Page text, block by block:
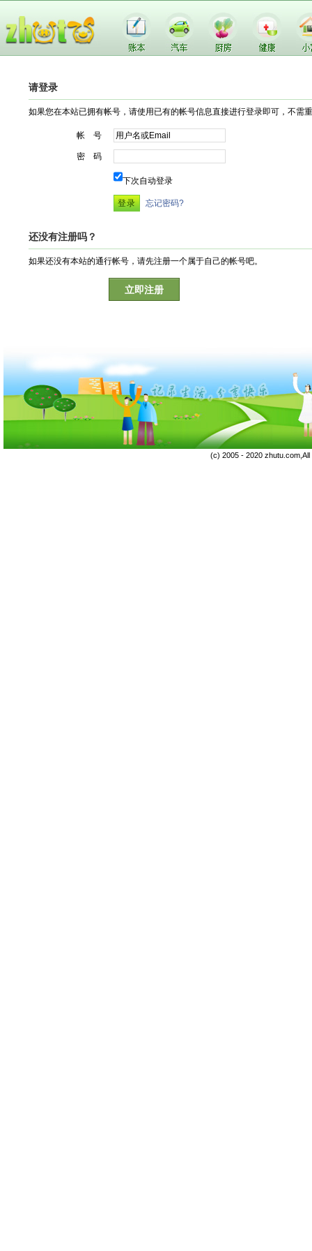
请登录
如果您在本站已拥有帐号，请使用已有的帐号信息直接进行登录即可，不需
帐 号
密 码
下次自动登录
忘记密码?
还没有注册吗？
如果还没有本站的通行帐号，请先注册一个属于自己的帐号吧。
立即注册
(c) 2005 - 2020